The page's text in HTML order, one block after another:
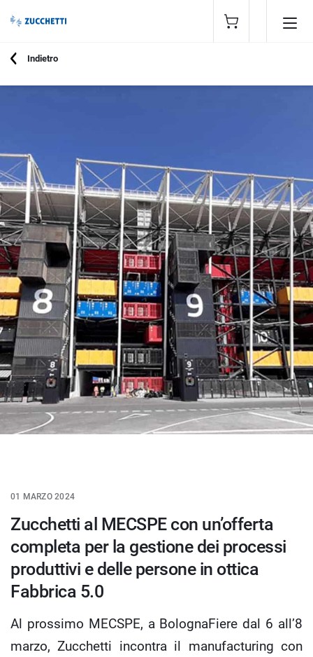
Indietro
01 MARZO 2024
Zucchetti al MECSPE con un’offerta
completa per la gestione dei processi
produttivi e delle persone in ottica
Fabbrica 5.0
Al prossimo MECSPE, a BolognaFiere dal 6 all’8
marzo, Zucchetti incontra il manufacturing con